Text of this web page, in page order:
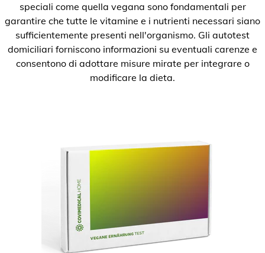
speciali come quella vegana sono fondamentali per
garantire che tutte le vitamine e i nutrienti necessari siano
sufficientemente presenti nell'organismo. Gli autotest
domiciliari forniscono informazioni su eventuali carenze e
consentono di adottare misure mirate per integrare o
modificare la dieta.